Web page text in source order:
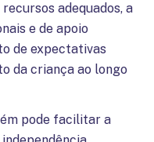
adequados, a
e de apoio
de expectativas
da criança ao longo
pode facilitar a